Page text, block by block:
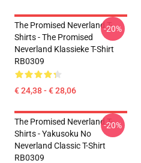
The Promised Neverland T-
Shirts - The Promised
Neverland Klassieke T-Shirt
RB0309
€ 24,38 - € 28,06
-20%
The Promised Neverland T-
Shirts - Yakusoku No
Neverland Classic T-Shirt
RB0309
-20%